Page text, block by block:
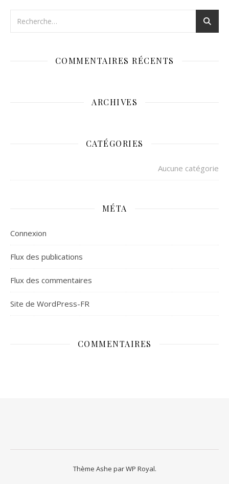
COMMENTAIRES RÉCENTS
ARCHIVES
CATÉGORIES
Aucune catégorie
MÉTA
Connexion
Flux des publications
Flux des commentaires
Site de WordPress-FR
COMMENTAIRES
Thème Ashe parWP Royal.